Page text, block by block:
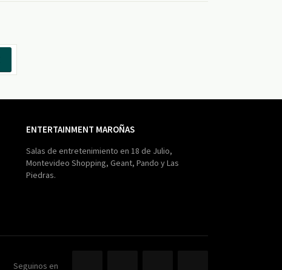
ENTERTAINMENT MAROÑAS
Salas de entretenimiento en 18 de Julio,
Montevideo Shopping, Geant, Pando y Las
Piedras.
Seguinos en